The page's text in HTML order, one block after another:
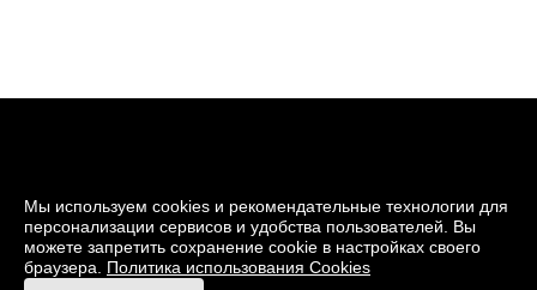
© 2026 Музей кино
Мы используем cookies и рекомендательные технологии для
персонализации сервисов и удобства пользователей. Вы
можете запретить сохранение cookie в настройках своего
браузера. Политика использования Cookies